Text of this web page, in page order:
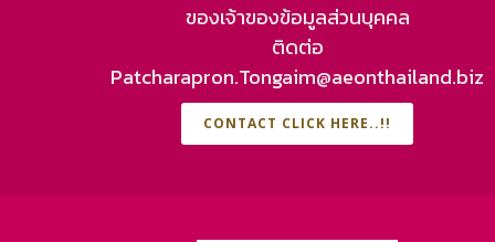
ของเจ้าของข้อมูลส่วนบุคคล
ติดต่อ
Patcharapron.Tongaim@aeonthailand.biz
CONTACT CLICK HERE..!!